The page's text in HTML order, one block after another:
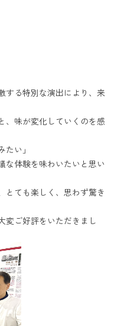
する特別な演出により、来
、味が変化していくのを感
たい」
な体験を味わいたいと思い
とても楽しく、思わず驚き
変ご好評をいただきまし